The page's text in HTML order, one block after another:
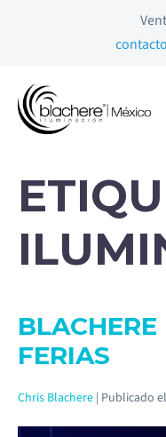
FERIAS
Chris Blachere | Publicado el